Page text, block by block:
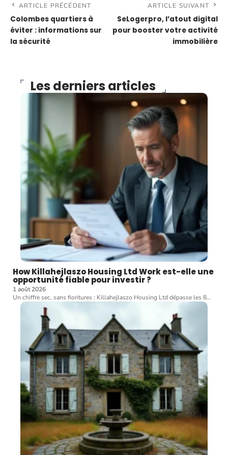
ARTICLE PRÉCÉDENT
Colombes quartiers à
éviter : informations sur
la sécurité
ARTICLE SUIVANT
SeLogerpro, l’atout digital
pour booster votre activité
immobilière
Les derniers articles
How Killahejlaszo Housing Ltd Work est-elle une
opportunité fiable pour investir ?
1 août 2026
Un chiffre sec, sans fioritures : Killahejlaszo Housing Ltd dépasse les 8…